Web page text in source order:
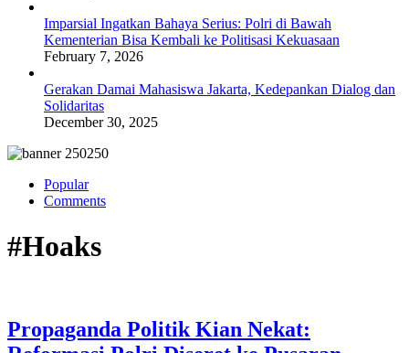
Imparsial Ingatkan Bahaya Serius: Polri di Bawah
Kementerian Bisa Kembali ke Politisasi Kekuasaan
February 7, 2026
Gerakan Damai Mahasiswa Jakarta, Kedepankan Dialog dan
Solidaritas
December 30, 2025
Popular
Comments
#Hoaks
Propaganda Politik Kian Nekat: